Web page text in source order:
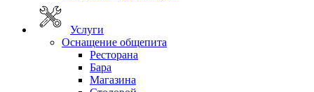
Услуги
Оснащение общепита
Ресторана
Бара
Магазина